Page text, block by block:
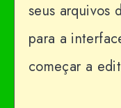
seus arquivos
para a
começar a